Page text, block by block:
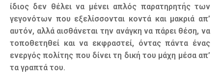
ίδιος δεν θέλει να μένει απλός παρατηρητής των
γεγονότων που εξελίσσονται κοντά και μακριά απ’
αυτόν, αλλά αισθάνεται την ανάγκη να πάρει θέση, να
τοποθετηθεί και να εκφραστεί, όντας πάντα ένας
ενεργός πολίτης που δίνει τη δική του μάχη μέσα απ’
τα γραπτά του.